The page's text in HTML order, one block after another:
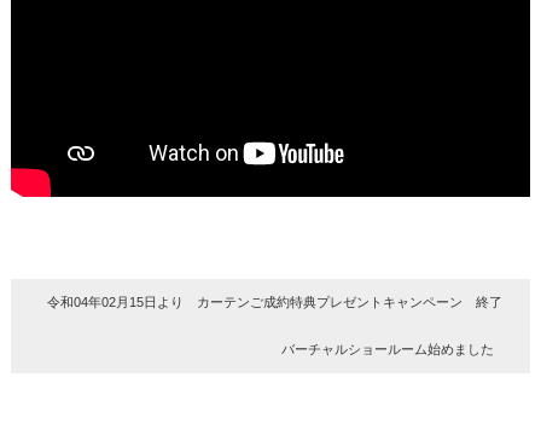
令和04年02月15日より カーテンご成約特典プレゼントキャンペーン 終了
バーチャルショールーム始めました